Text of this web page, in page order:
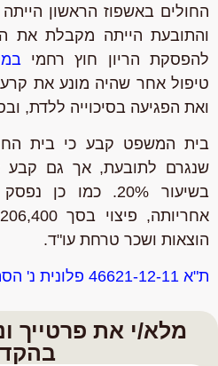
מלא/י את פרטייך
החולים באשפוז הראשון
והתובעת הייתה מקבלת את
להפסקת הריון חוץ רחמי
טיפול אחר שהיה מונע את
ואת הפגיעה בסיכוייה ללדת,
בית המשפט קבע כי בית
שנגרם לתובעת, אך גם קבע
בשיעור 20%. כמו
הוצאות ושכר טרחת עו"ד.
ת"א 46621-12-11 פלונית נ' הסתדרות מדיצינית הדסה